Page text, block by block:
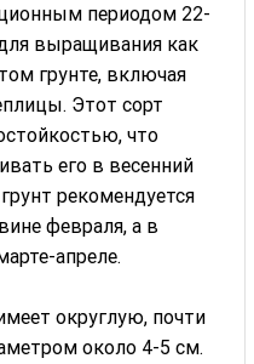
периодом 22-
выращивания как
грунте, включая
Этот сорт
что
его в весенний
рекомендуется
февраля, а в
апреле.
округлую, почти
около 4-5 см.